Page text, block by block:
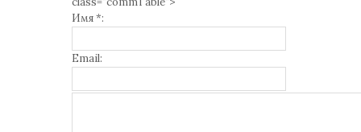
Имя *:
Email: